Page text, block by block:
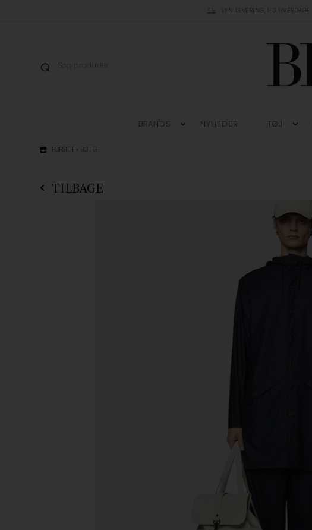
LYN LEVERING, 1-3 HVERDAGE
BRANDS NYHEDER TØJ
FORSIDE » BOLIG
TILBAGE